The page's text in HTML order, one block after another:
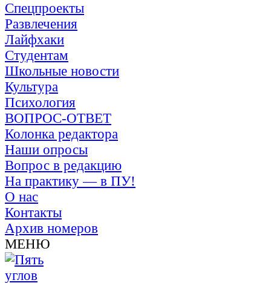
Спецпроекты
Развлечения
Лайфхаки
Студентам
Школьные новости
Культура
Психология
ВОПРОС-ОТВЕТ
Колонка редактора
Наши опросы
Вопрос в редакцию
На практику — в ПУ!
О нас
Контакты
Архив номеров
МЕНЮ